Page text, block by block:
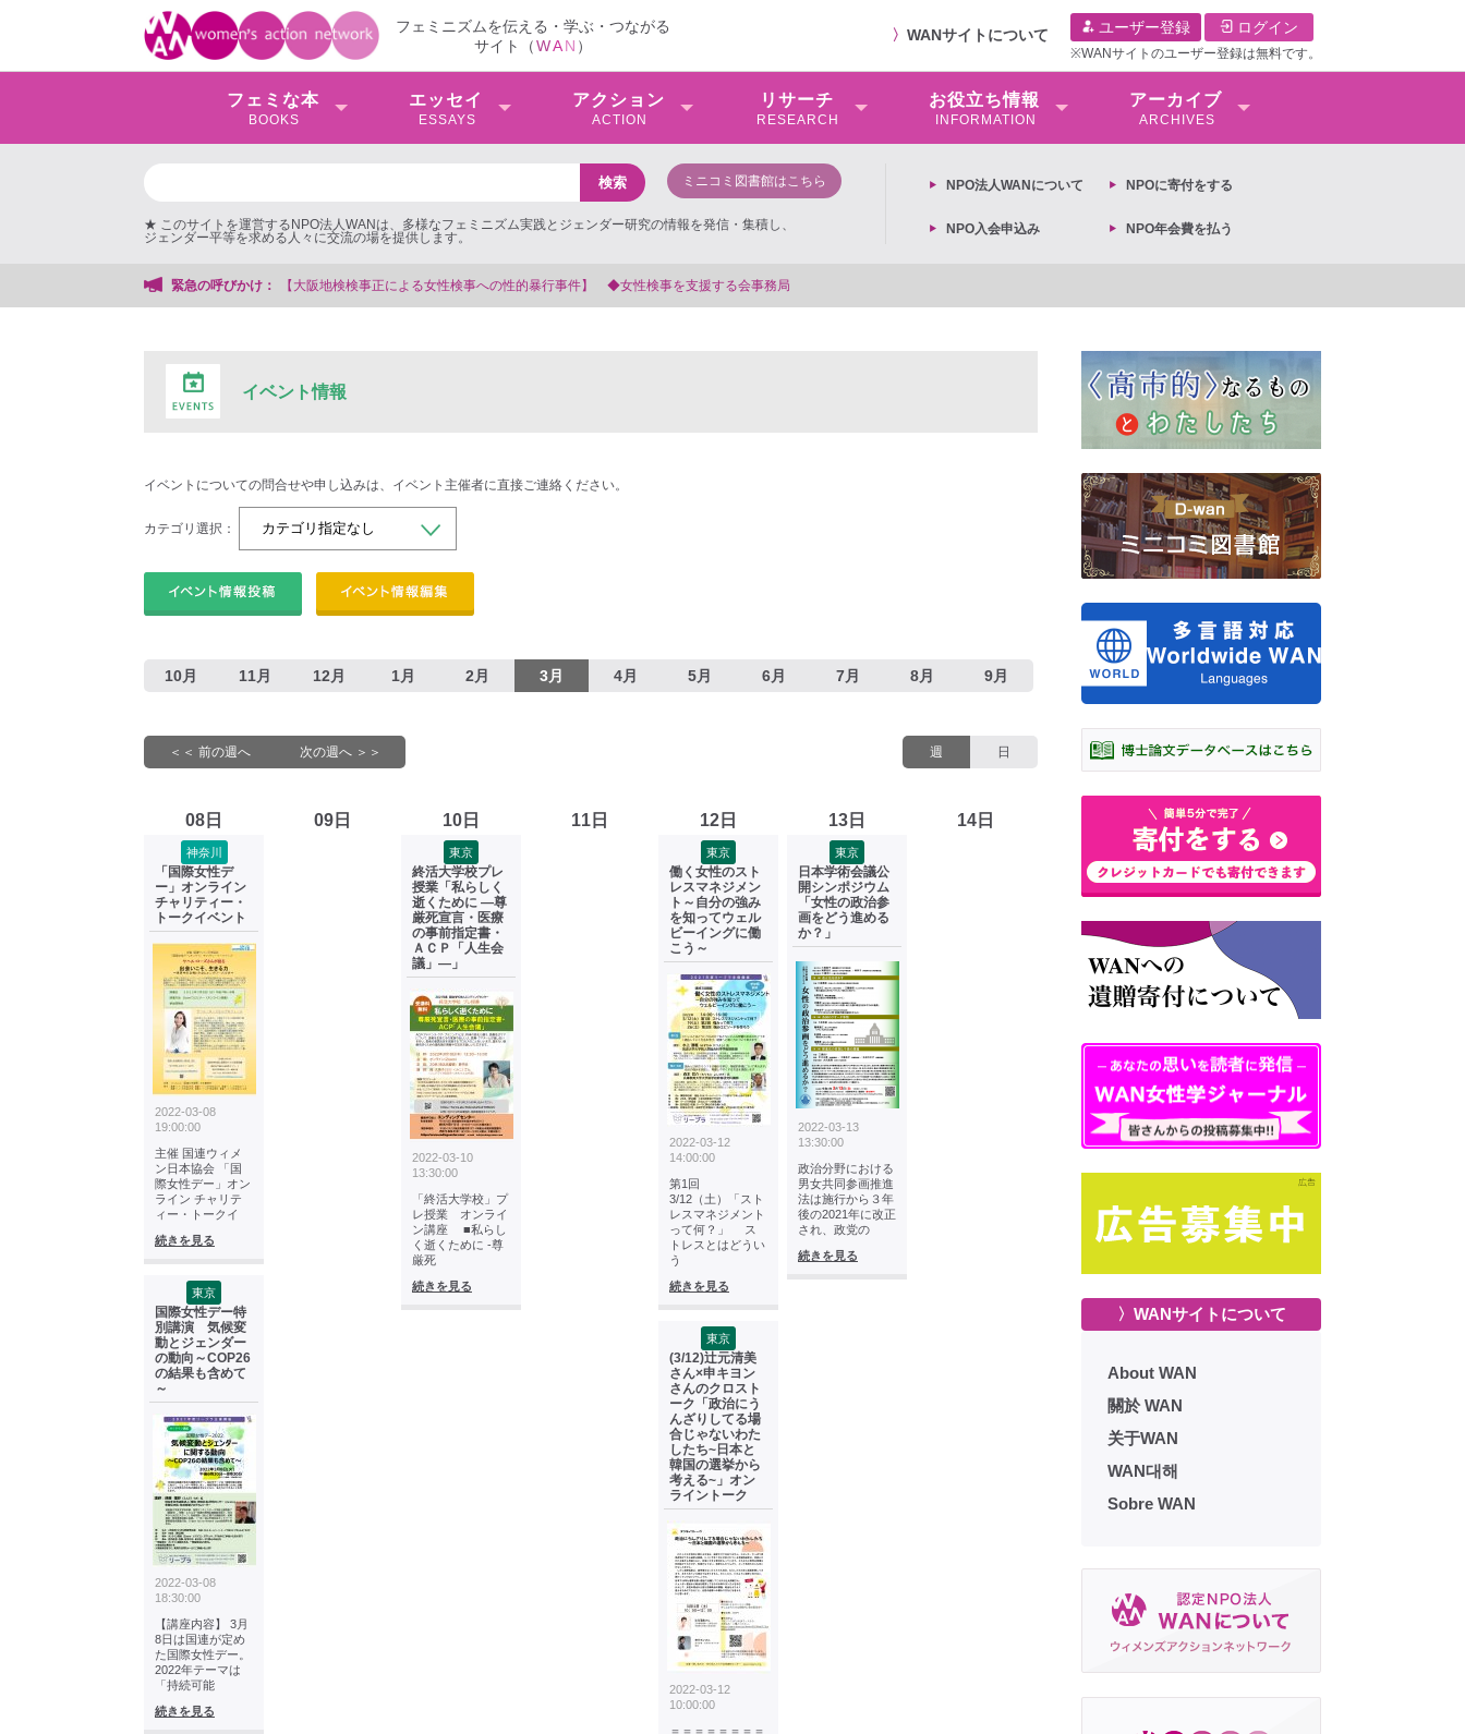
フェミニズムを伝える・学ぶ・つながる
サイト（WAN ）
〉 WANサイトについて ユーザー登録 ログイン
※WANサイトのユーザー登録は無料です。
フェミな本
BOOKS
エッセイ
ESSAYS
アクション
ACTION
リサーチ
RESEARCH
お役⽴ち情報
INFORMATION
アーカイブ
ARCHIVES
ミニコミ図書館はこちら
★ このサイトを運営するNPO法人WANは、多様なフェミニズム実践とジェンダー研究の情報を発信・集積し、
ジェンダー平等を求める人々に交流の場を提供します。
NPO法⼈WANについて NPOに寄付をする
NPO入会申込み NPO年会費を払う
緊急の呼びかけ：
【大阪地検検事正による女性検事への性的暴行事件】 ◆女性検事を支援する会事務局
イベント情報
イベントについての問合せや申し込みは、イベント主催者に直接ご連絡ください。
カテゴリ選択：
10月 11月 12月 1月 2月 3月 4月 5月 6月 7月 8月 9月
＜＜ 前の週へ 次の週へ ＞＞ 週 日
08日
神奈川
「国際女性デ
ー」オンライン
チャリティー・
トークイベント
2022-03-08
19:00:00
主催 国連ウィメ
ン日本協会 「国
際女性デー」オン
ライン チャリテ
ィー・トークイ
続きを見る
東京
国際女性デー特
別講演 気候変
動とジェンダー
の動向～COP26
の結果も含めて
～
2022-03-08
18:30:00
【講座内容】 3月
8日は国連が定め
た国際女性デー。
2022年テーマは
「持続可能
続きを見る
09日 10日
東京
終活大学校プレ
授業「私らしく
逝くために ―尊
厳死宣言・医療
の事前指定書・
ＡＣＰ「人生会
議」―」
2022-03-10
13:30:00
「終活大学校」プ
レ授業 オンライ
ン講座 ■私らし
く逝くために -尊
厳死
続きを見る
11日 12日
東京
働く女性のスト
レスマネジメン
ト～自分の強み
を知ってウェル
ビーイングに働
こう～
2022-03-12
14:00:00
第1回
3/12（土）「スト
レスマネジメント
って何？」 ス
トレスとはどうい
う
続きを見る
東京
(3/12)辻元清美
さん×申キヨン
さんのクロスト
ーク「政治にう
んざりしてる場
合じゃないわた
したち~日本と
韓国の選挙から
考える~」オン
ライントーク
2022-03-12
10:00:00
＝＝＝＝＝＝＝＝
13日
東京
日本学術会議公
開シンポジウム
「女性の政治参
画をどう進める
か？」
2022-03-13
13:30:00
政治分野における
男女共同参画推進
法は施行から３年
後の2021年に改正
され、政党の
続きを見る
14日
〉WANサイトについて
About WAN
關於 WAN
关于WAN
WAN대해
Sobre WAN